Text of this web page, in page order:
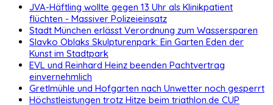
JVA-Häftling wollte gegen 13 Uhr als Klinikpatient
flüchten - Massiver Polizeieinsatz
Stadt München erlässt Verordnung zum Wassersparen
Slavko Oblaks Skulpturenpark: Ein Garten Eden der
Kunst im Stadtpark
EVL und Reinhard Heinz beenden Pachtvertrag
einvernehmlich
Gretlmühle und Hofgarten nach Unwetter noch gesperrt
Höchstleistungen trotz Hitze beim triathlon.de CUP